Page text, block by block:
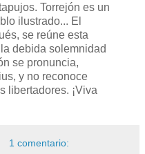
Torrejón es un
ilustrado... El
se reúne esta
debida solemnidad
se pronuncia,
y no reconoce
libertadores. ¡Viva
1 comentario: